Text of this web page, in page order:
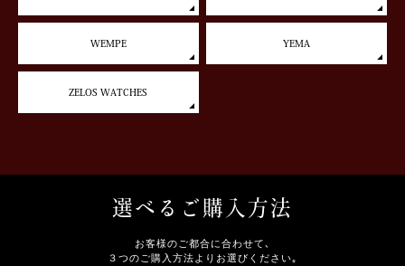
WEMPE YEMA
ZELOS WATCHES
選べるご購入方法
お客様のご都合に合わせて､
３つのご購入方法よりお選びください｡